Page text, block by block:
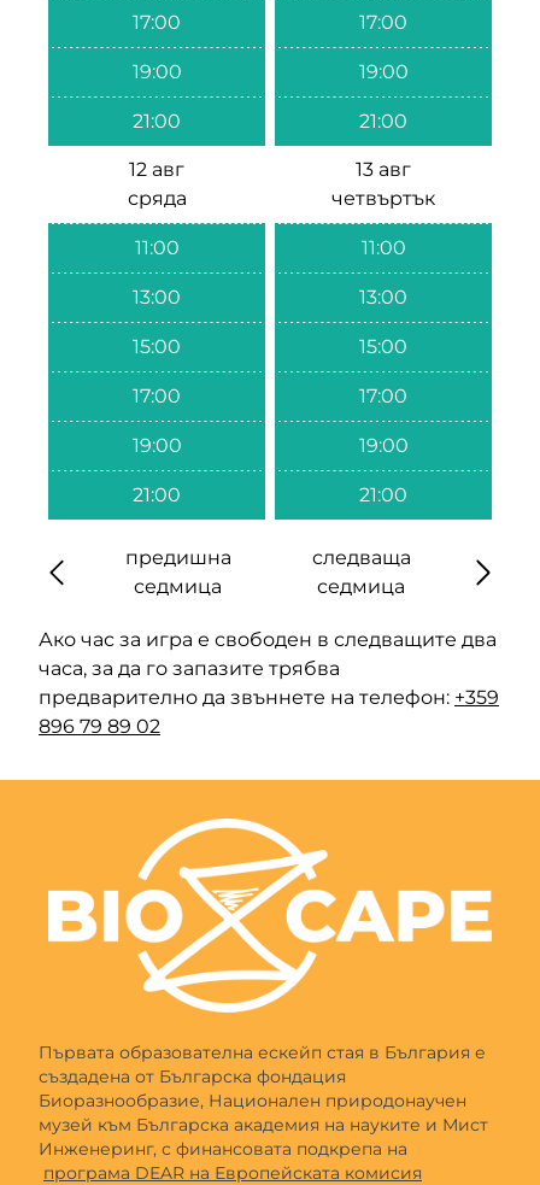
17:00
19:00
21:00
17:00
19:00
21:00
12 авг
сряда
11:00
13:00
15:00
17:00
19:00
21:00
13 авг
четвъртък
11:00
13:00
15:00
17:00
19:00
21:00
предишна
седмица
следваща
седмица
Ако час за игра е свободен в следващите два
часа, за да го запазите трябва
предварително да звъннете на телефон: +359
896 79 89 02
Първата образователна ескейп стая в България е
създадена от Българска фондация
Биоразнообразие, Национален природонаучен
музей към Българска академия на науките и Мист
Инженеринг, с финансовата подкрепа на
програма DEAR на Европейската комисия